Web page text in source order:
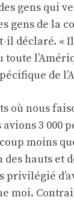
gens qui
gens de la
il déclaré. «
toute
de
où nous
avions 3 000
moins
des hauts et
privilégié
moi.